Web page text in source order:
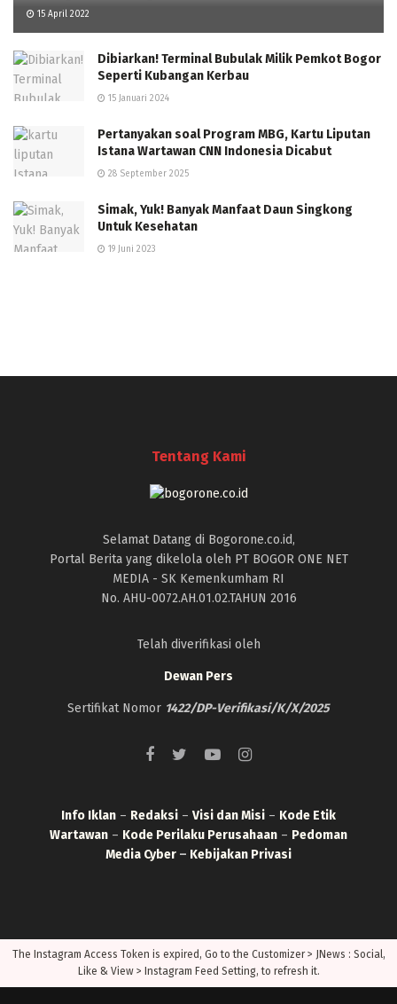
15 April 2022
Dibiarkan! Terminal Bubulak Milik Pemkot Bogor
Seperti Kubangan Kerbau
15 Januari 2024
Pertanyakan soal Program MBG, Kartu Liputan
Istana Wartawan CNN Indonesia Dicabut
28 September 2025
Simak, Yuk! Banyak Manfaat Daun Singkong
Untuk Kesehatan
19 Juni 2023
Tentang Kami
Selamat Datang di Bogorone.co.id,
Portal Berita yang dikelola oleh PT BOGOR ONE NET
MEDIA - SK Kemenkumham RI
No. AHU-0072.AH.01.02.TAHUN 2016
Telah diverifikasi oleh
Dewan Pers
Sertifikat Nomor 1422/DP-Verifikasi/K/X/2025
Info Iklan – Redaksi – Visi dan Misi – Kode Etik
Wartawan – Kode Perilaku Perusahaan – Pedoman
Media Cyber – Kebijakan Privasi
The Instagram Access Token is expired, Go to the Customizer > JNews : Social,
Like & View > Instagram Feed Setting, to refresh it.